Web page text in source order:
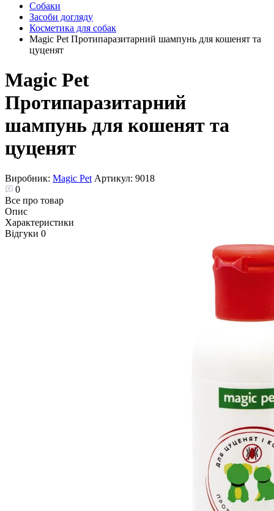
Собаки
Засоби догляду
Косметика для собак
Magic Pet Протипаразитарний шампунь для кошенят та
цуценят
Magic Pet
Протипаразитарний
шампунь для кошенят та
цуценят
Виробник: Magic Pet Артикул: 9018
0
Все про товар
Опис
Характеристики
Відгуки 0